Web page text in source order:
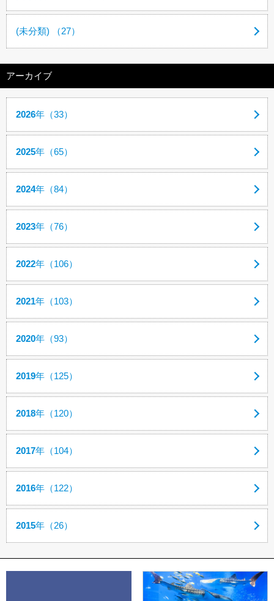
(未分類) （27）
アーカイブ
2026年（33）
2025年（65）
2024年（84）
2023年（76）
2022年（106）
2021年（103）
2020年（93）
2019年（125）
2018年（120）
2017年（104）
2016年（122）
2015年（26）